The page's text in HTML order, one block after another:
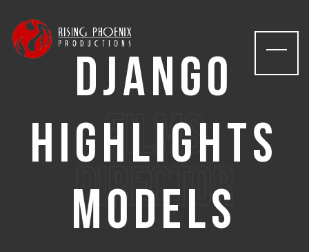
films
Director
Django
Highlights
Models